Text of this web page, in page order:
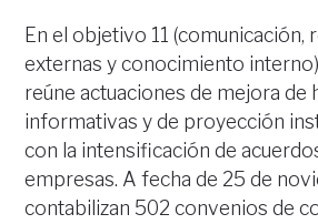
En el objetivo 11 (comunicación,
externas y conocimiento
reúne actuaciones de mejora de
informativas y de proyección
con la intensificación de
empresas. A fecha de 25 de
contabilizan 502 convenios de